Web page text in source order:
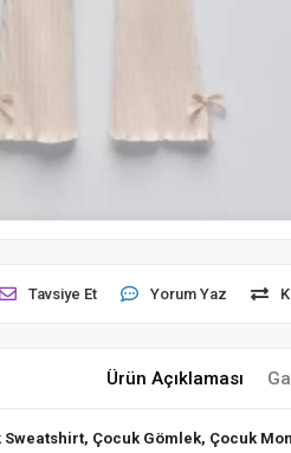
Tavsiye Et Yorum Yaz
Ürün Açıklaması
Çocuk Gömlek, Çocuk